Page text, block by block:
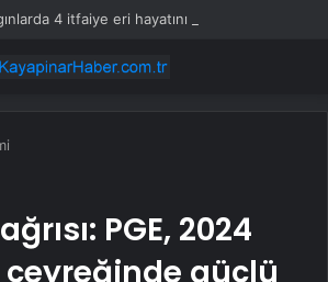
4 itfaiye eri hayatını kaybetti
PGE, 2024
çeyreğinde güçlü